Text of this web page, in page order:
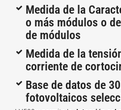
Medida de la
o más módulos o
de módulos
Medida de la
corriente de
Base de datos de
fotovoltaicos